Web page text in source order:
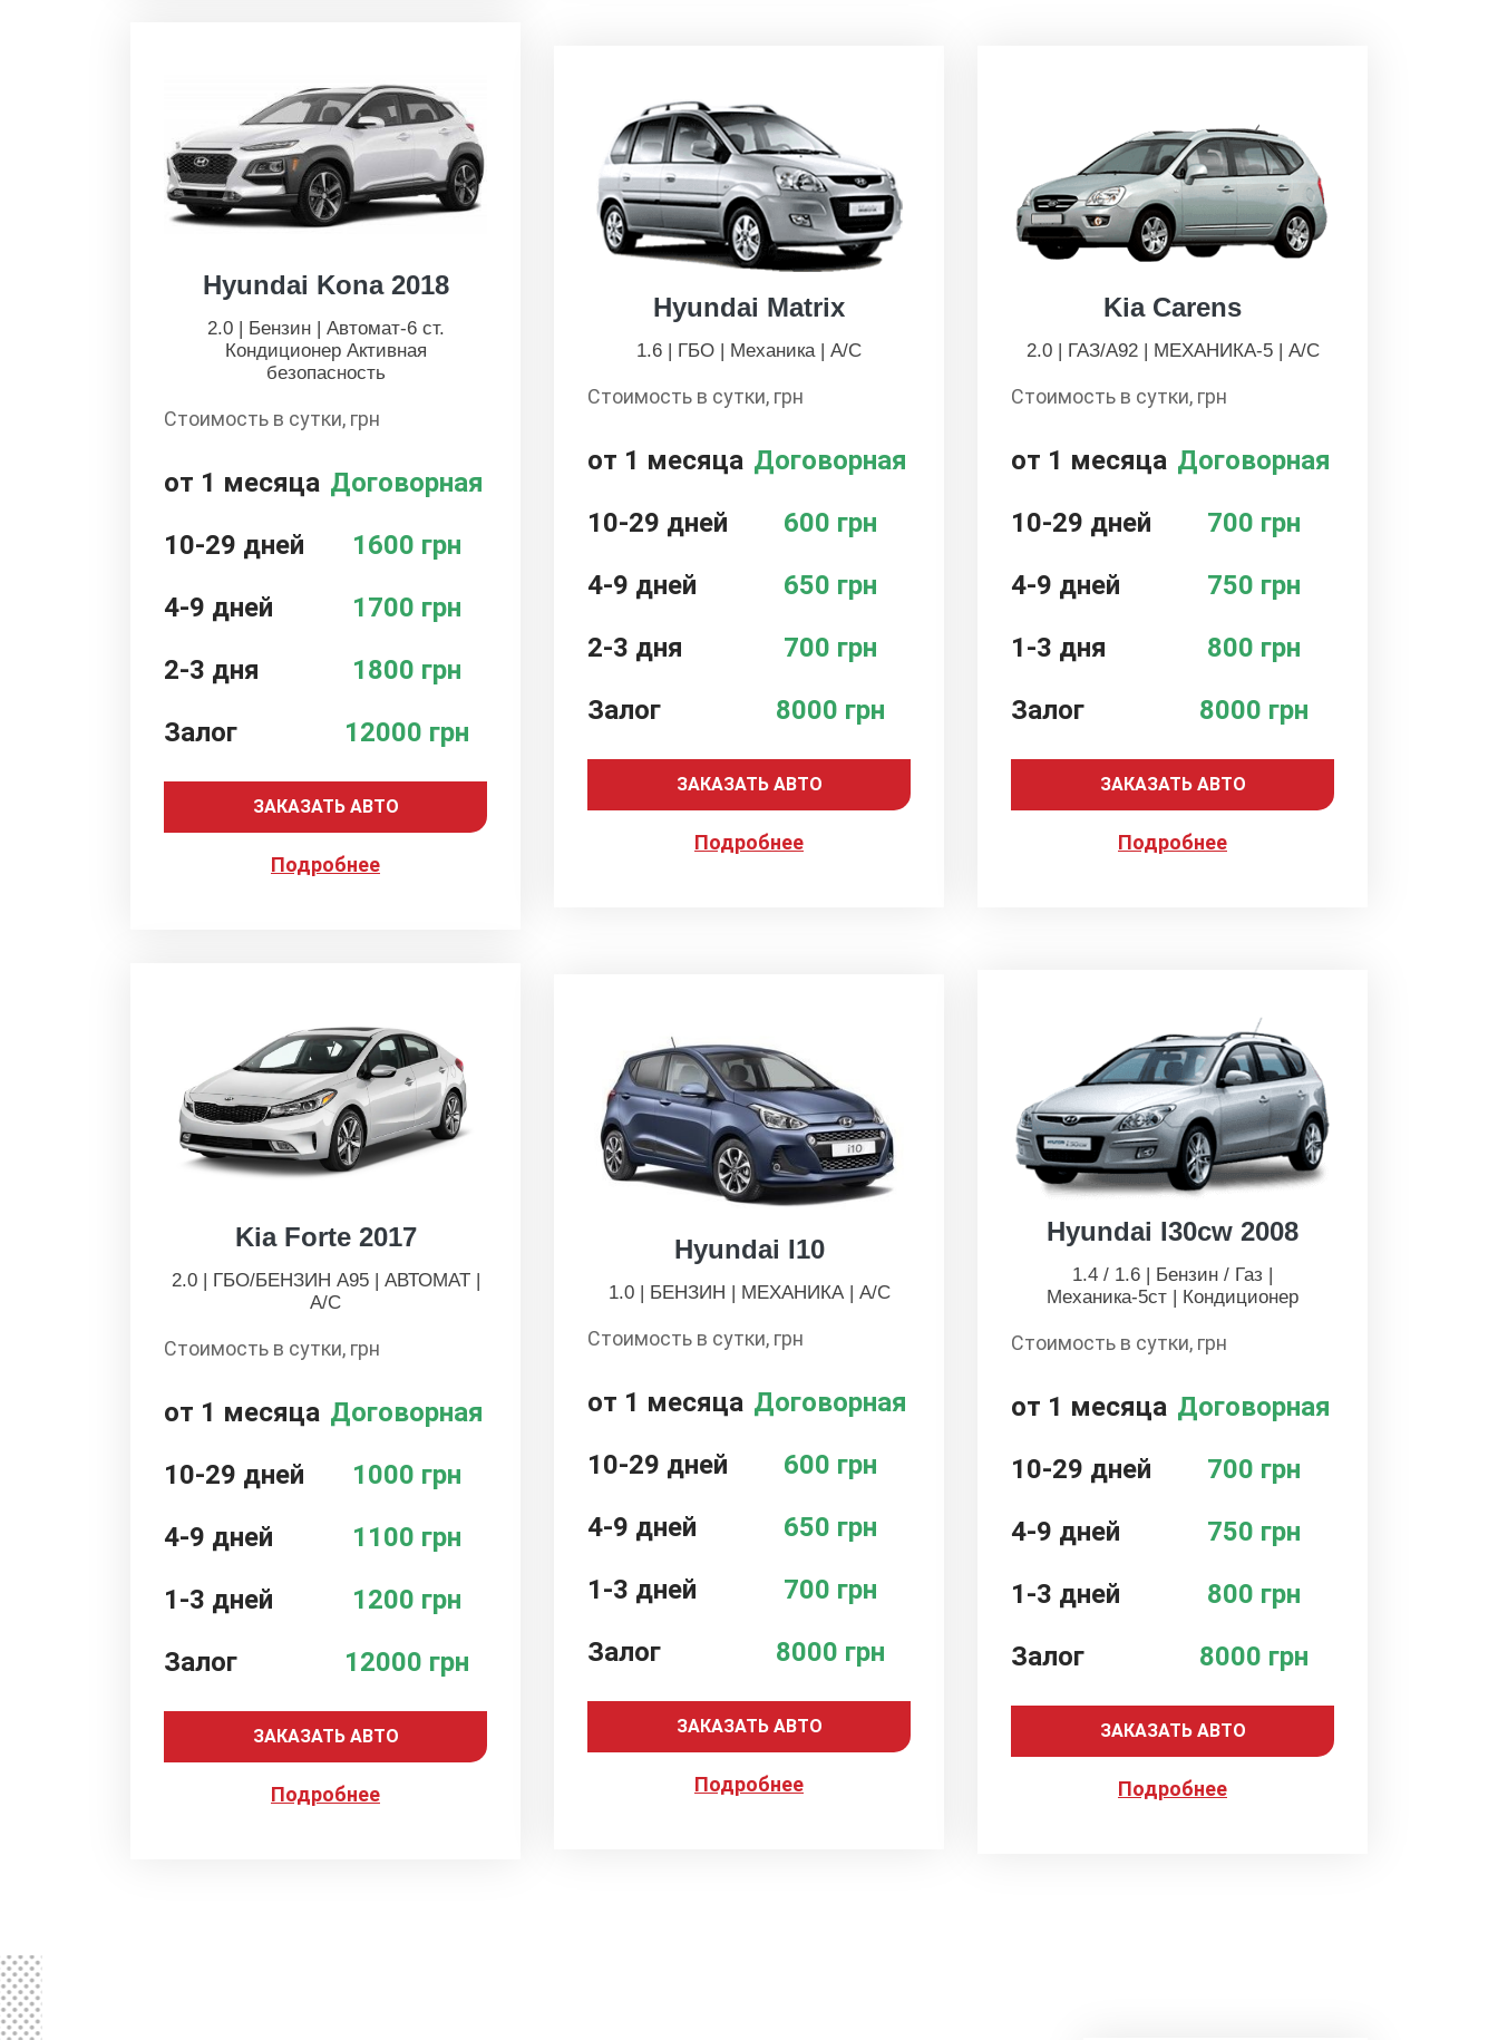
Hyundai Kona 2018
2.0 | Бензин | Автомат-6 ст.
Кондиционер Активная
безопасность
Стоимость в сутки, грн
от 1 месяца Договорная
10-29 дней
1600 грн
4-9 дней
1700 грн
2-3 дня
1800 грн
Залог
12000 грн
ЗАКАЗАТЬ АВТО
Подробнее
Hyundai Matrix
1.6 | ГБО | Механика | А/С
Стоимость в сутки, грн
от 1 месяца Договорная
10-29 дней
600 грн
4-9 дней
650 грн
2-3 дня
700 грн
Залог
8000 грн
ЗАКАЗАТЬ АВТО
Подробнее
Kia Carens
2.0 | ГАЗ/А92 | МЕХАНИКА-5 | А/С
Стоимость в сутки, грн
от 1 месяца Договорная
10-29 дней
700 грн
4-9 дней
750 грн
1-3 дня
800 грн
Залог
8000 грн
ЗАКАЗАТЬ АВТО
Подробнее
Kia Forte 2017
2.0 | ГБО/БЕНЗИН А95 | АВТОМАТ |
А/С
Стоимость в сутки, грн
от 1 месяца Договорная
10-29 дней
1000 грн
4-9 дней
1100 грн
1-3 дней
1200 грн
Залог
12000 грн
ЗАКАЗАТЬ АВТО
Подробнее
Hyundai І10
1.0 | БЕНЗИН | МЕХАНИКА | А/С
Стоимость в сутки, грн
от 1 месяца Договорная
10-29 дней
600 грн
4-9 дней
650 грн
1-3 дней
700 грн
Залог
8000 грн
ЗАКАЗАТЬ АВТО
Подробнее
Hyundai I30cw 2008
1.4 / 1.6 | Бензин / Газ |
Механика-5ст | Кондиционер
Стоимость в сутки, грн
от 1 месяца Договорная
10-29 дней
700 грн
4-9 дней
750 грн
1-3 дней
800 грн
Залог
8000 грн
ЗАКАЗАТЬ АВТО
Подробнее